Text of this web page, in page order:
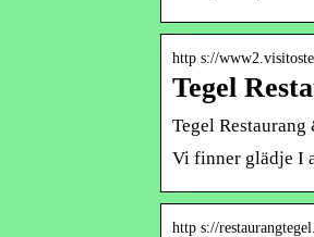
http s://
Tegel
Tegel Restaurang
Vi finner glädje I
http s://